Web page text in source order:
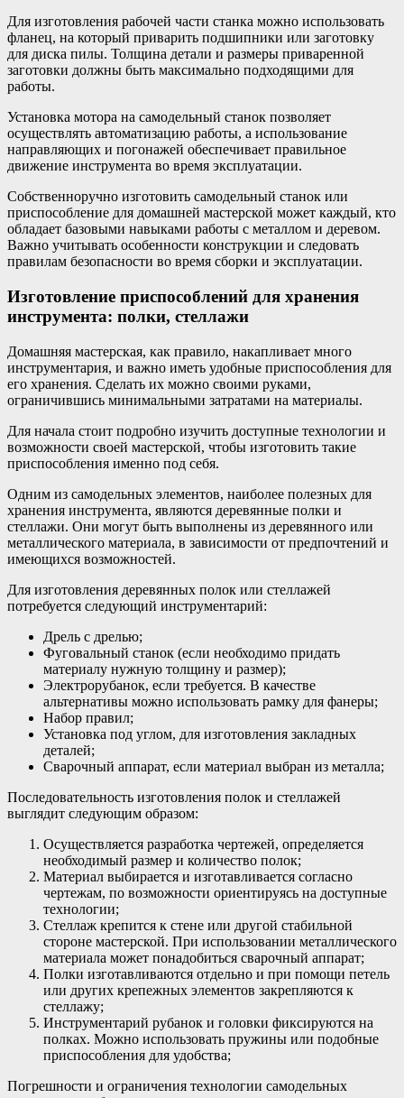
Для изготовления рабочей части станка можно использовать
фланец, на который приварить подшипники или заготовку
для диска пилы. Толщина детали и размеры приваренной
заготовки должны быть максимально подходящими для
работы.
Установка мотора на самодельный станок позволяет
осуществлять автоматизацию работы, а использование
направляющих и погонажей обеспечивает правильное
движение инструмента во время эксплуатации.
Собственноручно изготовить самодельный станок или
приспособление для домашней мастерской может каждый, кто
обладает базовыми навыками работы с металлом и деревом.
Важно учитывать особенности конструкции и следовать
правилам безопасности во время сборки и эксплуатации.
Изготовление приспособлений для хранения
инструмента: полки, стеллажи
Домашняя мастерская, как правило, накапливает много
инструментария, и важно иметь удобные приспособления для
его хранения. Сделать их можно своими руками,
ограничившись минимальными затратами на материалы.
Для начала стоит подробно изучить доступные технологии и
возможности своей мастерской, чтобы изготовить такие
приспособления именно под себя.
Одним из самодельных элементов, наиболее полезных для
хранения инструмента, являются деревянные полки и
стеллажи. Они могут быть выполнены из деревянного или
металлического материала, в зависимости от предпочтений и
имеющихся возможностей.
Для изготовления деревянных полок или стеллажей
потребуется следующий инструментарий:
Дрель с дрелью;
Фуговальный станок (если необходимо придать
материалу нужную толщину и размер);
Электрорубанок, если требуется. В качестве
альтернативы можно использовать рамку для фанеры;
Набор правил;
Установка под углом, для изготовления закладных
деталей;
Сварочный аппарат, если материал выбран из металла;
Последовательность изготовления полок и стеллажей
выглядит следующим образом:
Осуществляется разработка чертежей, определяется
необходимый размер и количество полок;
Материал выбирается и изготавливается согласно
чертежам, по возможности ориентируясь на доступные
технологии;
Стеллаж крепится к стене или другой стабильной
стороне мастерской. При использовании металлического
материала может понадобиться сварочный аппарат;
Полки изготавливаются отдельно и при помощи петель
или других крепежных элементов закрепляются к
стеллажу;
Инструментарий рубанок и головки фиксируются на
полках. Можно использовать пружины или подобные
приспособления для удобства;
Погрешности и ограничения технологии самодельных